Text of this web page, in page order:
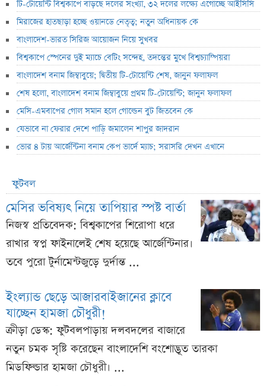
টি-টোয়েন্টি বিশ্বকাপে বাড়ছে দলের সংখ্যা, ৩২ দলের লক্ষ্যে এগোচ্ছে আইসিসি
মিরাজের হাতছাড়া হচ্ছে ওয়ানডে নেতৃত্ব; নতুন অধিনায়ক কে
বাংলাদেশ-ভারত সিরিজ আয়োজন নিয়ে সুখবর
বিশ্বকাপে স্পেনের দুই ম্যাচে বেটিং সন্দেহ, তদন্তের মুখে বিশ্বচ্যাম্পিয়রা
বাংলাদেশ বনাম জিম্বাবুয়ে; দ্বিতীয় টি-টোয়েন্টি শেষ, জানুন ফলাফল
শেষ হলো, বাংলাদেশ বনাম জিম্বাবুয়ে প্রথম টি-টোয়েন্টি; জানুন ফলাফল
মেসি-এমবাপের গোল সমান হলে গোল্ডেন বুট জিতবেন কে
যেভাবে না ফেরার দেশে পাড়ি জমালেন শাপুর জাদরান
ভোর ৪ টায় আর্জেন্টিনা বনাম কেপ ভার্দে ম্যাচ; সরাসরি দেখন এখানে
ফুটবল
মেসির ভবিষ্যৎ নিয়ে তাপিয়ার স্পষ্ট বার্তা
নিজস্ব প্রতিবেদক: বিশ্বকাপের শিরোপা ধরে
রাখার স্বপ্ন ফাইনালেই শেষ হয়েছে আর্জেন্টিনার।
তবে পুরো টুর্নামেন্টজুড়ে দুর্দান্ত ...
ইংল্যান্ড ছেড়ে আজারবাইজানের ক্লাবে
যাচ্ছেন হামজা চৌধুরী!
ক্রীড়া ডেস্ক: ফুটবলপাড়ায় দলবদলের বাজারে
নতুন চমক সৃষ্টি করেছেন বাংলাদেশি বংশোদ্ভূত তারকা
মিডফিল্ডার হামজা চৌধুরী। ...